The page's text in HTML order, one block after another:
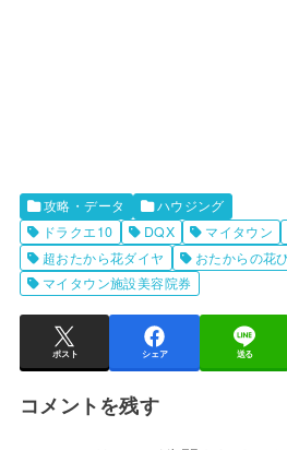
攻略・データ
ハウジング
ドラクエ10
DQX マイタウン
超おたから花ダイヤ
おたからの花
マイタウン施設美容院券
ポスト シェア 送る
コメントを残す